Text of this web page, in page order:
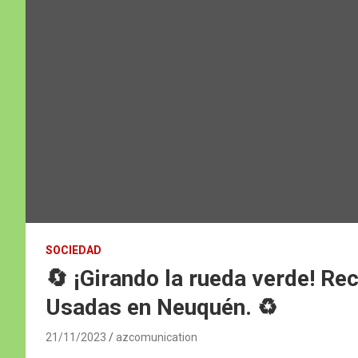
SOCIEDAD
🔄 ¡Girando la rueda verde!
Usadas en Neuquén. ♻️
21/11/2023 azcomunication